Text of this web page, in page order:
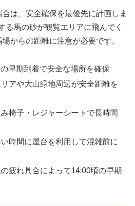
は、安全確保を最優先に計画しま
る馬の砂が観覧エリアに飛んでく
からの距離に注意が必要です。
早期到着で安全な場所を確保
アや大山緑地周辺が安全距離を
椅子・レジャーシートで長時間
時間に屋台を利用して混雑前に
疲れ具合によって14:00頃の早期